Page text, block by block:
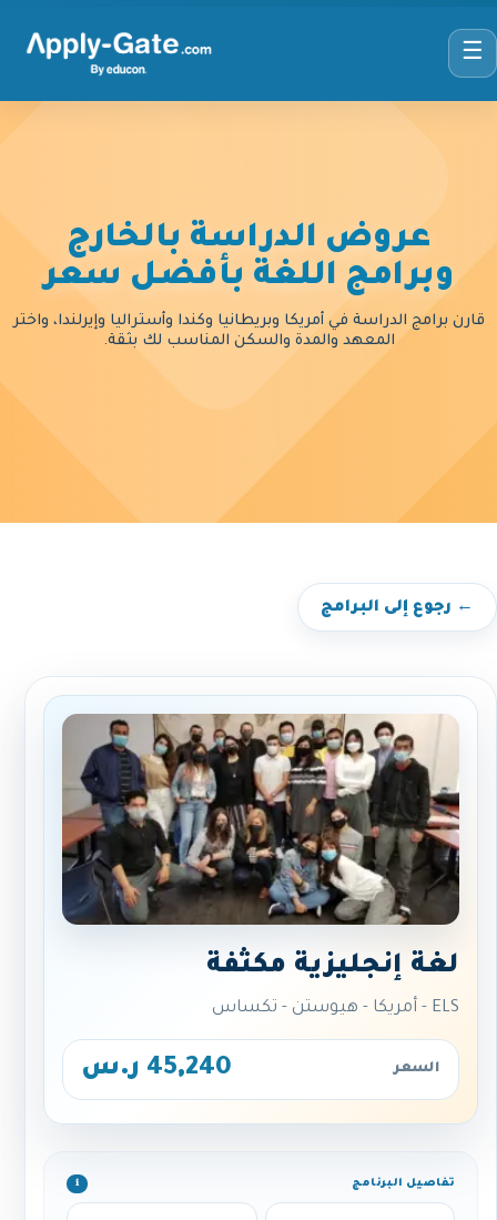
☰
عروض الدراسة بالخارج
وبرامج اللغة بأفضل سعر
قارن برامج الدراسة في أمريكا وبريطانيا وكندا وأستراليا وإيرلندا، واختر
المعهد والمدة والسكن المناسب لك بثقة.
← رجوع إلى البرامج
لغة إنجليزية مكثفة
ELS - أمريكا - هيوستن - تكساس
السعر 45,240 ر.س
تفاصيل البرنامج ℹ️